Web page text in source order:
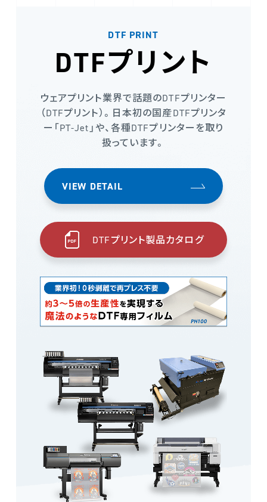
DTF PRINT
DTFプリント
ウェアプリント業界で話題のDTFプリンター
（DTFプリント）。日本初の国産DTFプリンタ
ー「PT-Jet」や、各種DTFプリンターを取り
扱っています。
VIEW DETAIL
DTFプリント製品カタログ